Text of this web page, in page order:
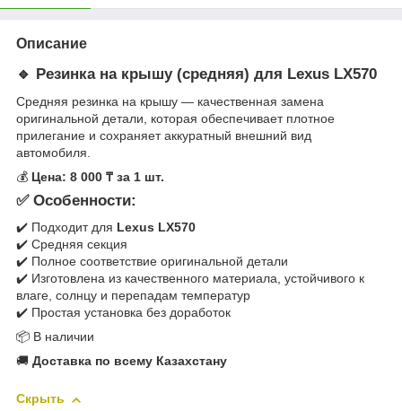
Описание
🔹 Резинка на крышу (средняя) для Lexus LX570
Средняя резинка на крышу — качественная замена
оригинальной детали, которая обеспечивает плотное
прилегание и сохраняет аккуратный внешний вид
автомобиля.
💰 Цена: 8 000 ₸ за 1 шт.
✅ Особенности:
✔️ Подходит для Lexus LX570
✔️ Средняя секция
✔️ Полное соответствие оригинальной детали
✔️ Изготовлена из качественного материала, устойчивого к
влаге, солнцу и перепадам температур
✔️ Простая установка без доработок
📦 В наличии
🚚 Доставка по всему Казахстану
Скрыть